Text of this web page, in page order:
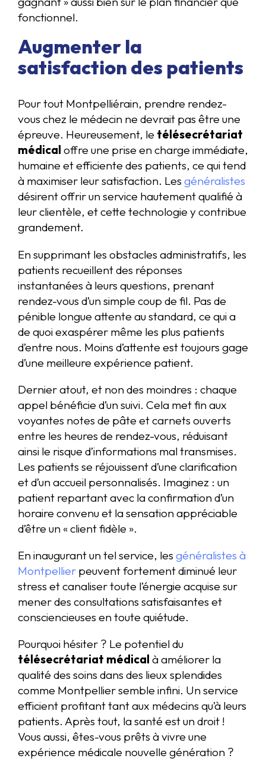
fonctionnel.
Augmenter la
satisfaction des patients
Pour tout Montpelliérain, prendre rendez-
vous chez le médecin ne devrait pas être une
épreuve. Heureusement, le télésecrétariat
médical offre une prise en charge immédiate,
humaine et efficiente des patients, ce qui tend
à maximiser leur satisfaction. Les généralistes
désirent offrir un service hautement qualifié à
leur clientèle, et cette technologie y contribue
grandement.
En supprimant les obstacles administratifs, les
patients recueillent des réponses
instantanées à leurs questions, prenant
rendez-vous d’un simple coup de fil. Pas de
pénible longue attente au standard, ce qui a
de quoi exaspérer même les plus patients
d’entre nous. Moins d’attente est toujours gage
d’une meilleure expérience patient.
Dernier atout, et non des moindres : chaque
appel bénéficie d’un suivi. Cela met fin aux
voyantes notes de pâte et carnets ouverts
entre les heures de rendez-vous, réduisant
ainsi le risque d’informations mal transmises.
Les patients se réjouissent d’une clarification
et d’un accueil personnalisés. Imaginez : un
patient repartant avec la confirmation d’un
horaire convenu et la sensation appréciable
d’être un « client fidèle ».
En inaugurant un tel service, les généralistes à
Montpellier peuvent fortement diminué leur
stress et canaliser toute l’énergie acquise sur
mener des consultations satisfaisantes et
consciencieuses en toute quiétude.
Pourquoi hésiter ? Le potentiel du
télésecrétariat médical à améliorer la
qualité des soins dans des lieux splendides
comme Montpellier semble infini. Un service
efficient profitant tant aux médecins qu’à leurs
patients. Après tout, la santé est un droit !
Vous aussi, êtes-vous prêts à vivre une
expérience médicale nouvelle génération ?